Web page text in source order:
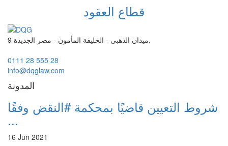
قطاع العقود
9 ميدان الذهبي - الخليفة المأمون - مصر الجديدة.
0111 28 555 28
info@dqglaw.com
المدونة
شروط التعيين قاضيًا بمحكمة #النقض وفقًا
...
16 Jun 2021